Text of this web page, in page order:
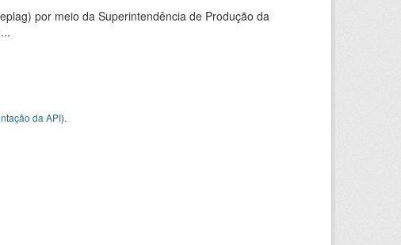
por meio da Superintendência de Produção da
da API).